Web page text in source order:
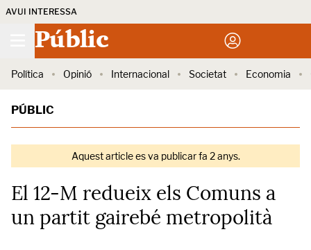
AVUI INTERESSA
Públic
Política Opinió Internacional Societat Economia
PÚBLIC
Aquest article es va publicar fa 2 anys.
El 12-M redueix els Comuns a
un partit gairebé metropolità